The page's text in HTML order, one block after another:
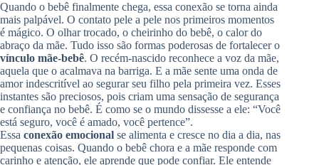
Quando o bebê finalmente chega, essa conexão se torna ainda
mais palpável. O contato pele a pele nos primeiros momentos
é mágico. O olhar trocado, o cheirinho do bebê, o calor do
abraço da mãe. Tudo isso são formas poderosas de fortalecer o
vínculo mãe-bebê. O recém-nascido reconhece a voz da mãe,
aquela que o acalmava na barriga. E a mãe sente uma onda de
amor indescritível ao segurar seu filho pela primeira vez. Esses
instantes são preciosos, pois criam uma sensação de segurança
e confiança no bebê. É como se o mundo dissesse a ele: “Você
está seguro, você é amado, você pertence”.
Essa conexão emocional se alimenta e cresce no dia a dia, nas
pequenas coisas. Quando o bebê chora e a mãe responde com
carinho e atenção, ele aprende que pode confiar. Ele entende